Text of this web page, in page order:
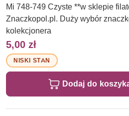
Mi 748-749 Czyste **w sklepie
Znaczkopol.pl. Duży wybór
kolekcjonera
5,00 zł
NISKI STAN
Dodaj do